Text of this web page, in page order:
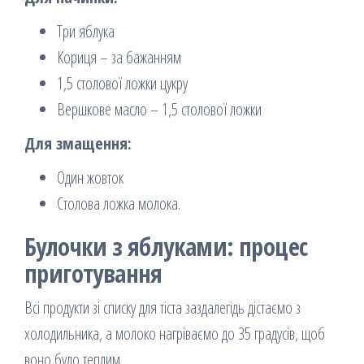
Три яблука
Кориця – за бажанням
1,5 столової ложки цукру
Вершкове масло – 1,5 столової ложки
Для змащення:
Один жовток
Столова ложка молока.
Булочки з яблуками: процес
приготування
Всі продукти зі списку для тіста заздалегідь дістаємо з
холодильника, а молоко нагріваємо до 35 градусів, щоб
воно було теплим.